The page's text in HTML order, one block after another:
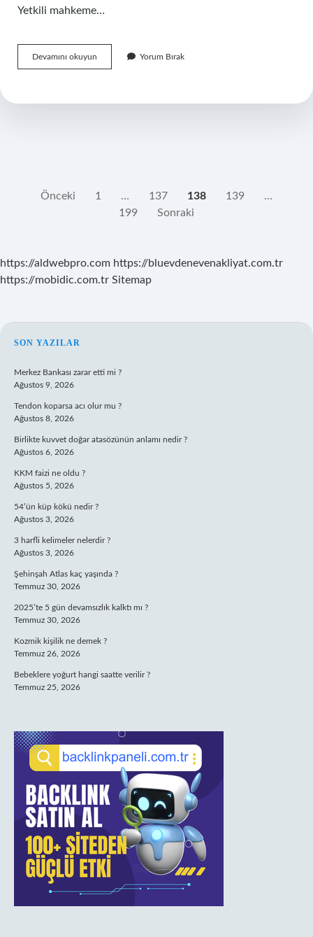
Yetkili mahkeme…
Devamını okuyun
Boşandıktan
Soyadını
Yorum Bırak
YAZI
Önceki 1 … 137 138 139
…
199
Sonraki
https://aldwebpro.com https://bluevdenevenakliyat.com.tr
https://mobidic.com.tr Sitemap
SIDEBAR
SON YAZILAR
Merkez Bankası zarar etti mi ?
Ağustos 9, 2026
Tendon koparsa acı olur mu ?
Ağustos 8, 2026
Birlikte kuvvet doğar atasözünün anlamı nedir ?
Ağustos 6, 2026
KKM faizi ne oldu ?
Ağustos 5, 2026
54’ün küp kökü nedir ?
Ağustos 3, 2026
3 harfli kelimeler nelerdir ?
Ağustos 3, 2026
Şehinşah Atlas kaç yaşında ?
Temmuz 30, 2026
2025’te 5 gün devamsızlık kalktı mı ?
Temmuz 30, 2026
Kozmik kişilik ne demek ?
Temmuz 26, 2026
Bebeklere yoğurt hangi saatte verilir ?
Temmuz 25, 2026